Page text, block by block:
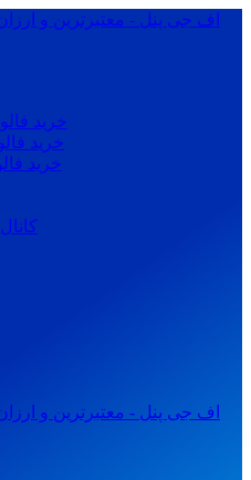
خرید
خرید
خرید